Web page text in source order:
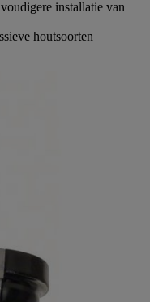
installatie van
houtsoorten